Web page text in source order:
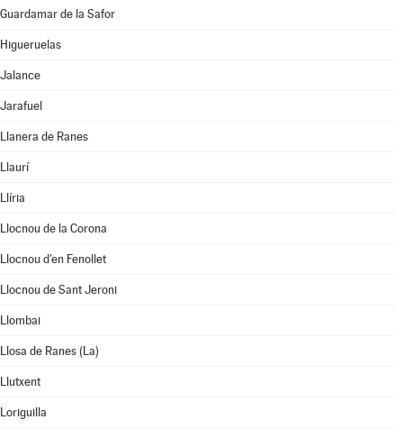
Guardamar de la Safor
Higueruelas
Jalance
Jarafuel
Llanera de Ranes
Llaurí
Llíria
Llocnou de la Corona
Llocnou d'en Fenollet
Llocnou de Sant Jeroni
Llombai
Llosa de Ranes (La)
Llutxent
Loriguilla